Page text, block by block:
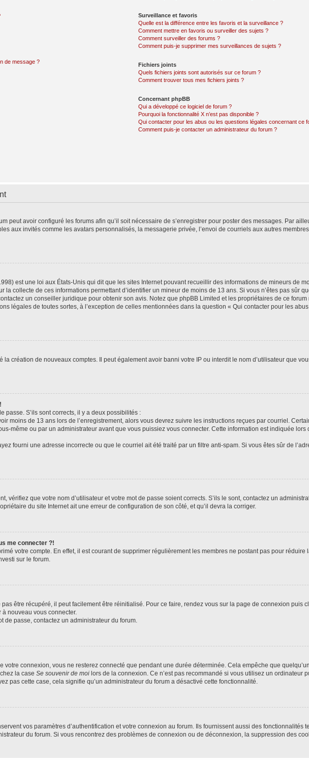
de message ?
Surveillance et favoris
Quelle est la différence entre les favoris et la surveillance ?
Comment mettre en favoris ou surveiller des sujets ?
Comment surveiller des forums ?
Comment puis-je supprimer mes surveillances de sujets ?
Fichiers joints
Quels fichiers joints sont autorisés sur ce forum ?
Comment trouver tous mes fichiers joints ?
Concernant phpBB
Qui a développé ce logiciel de forum ?
Pourquoi la fonctionnalité X n’est pas disponible ?
Qui contacter pour les abus ou les questions légales concernant ce
Comment puis-je contacter un administrateur du forum ?
peut avoir configuré les forums afin qu’il soit nécessaire de s’enregistrer pour poster des messages. Par
aux invités comme les avatars personnalisés, la messagerie privée, l’envoi de courriels aux autres
est une loi aux États-Unis qui dit que les sites Internet pouvant recueillir des informations de mineurs de
la collecte de ces informations permettant d’identifier un mineur de moins de 13 ans. Si vous n’êtes pas sûr
un conseiller juridique pour obtenir son avis. Notez que phpBB Limited et les propriétaires de ce
légales de toutes sortes, à l’exception de celles mentionnées dans la question « Qui contacter pour les
la création de nouveaux comptes. Il peut également avoir banni votre IP ou interdit le nom d’utilisateur que
passe. S’ils sont corrects, il y a deux possibilités :
moins de 13 ans lors de l’enregistrement, alors vous devrez suivre les instructions reçues par courriel.
même ou par un administrateur avant que vous puissiez vous connecter. Cette information est indiquée lors
fourni une adresse incorrecte ou que le courriel ait été traité par un filtre anti-spam. Si vous êtes sûr de
vérifiez que votre nom d’utilisateur et votre mot de passe soient corrects. S’ils le sont, contactez un
du site Internet ait une erreur de configuration de son côté, et qu’il devra la corriger.
me connecter ?!
votre compte. En effet, il est courant de supprimer régulièrement les membres ne postant pas pour
sur le forum.
être récupéré, il peut facilement être réinitialisé. Pour ce faire, rendez vous sur la page de connexion puis
nouveau vous connecter.
de passe, contactez un administrateur du forum.
votre connexion, vous ne resterez connecté que pendant une durée déterminée. Cela empêche que
la case Se souvenir de moi lors de la connexion. Ce n’est pas recommandé si vous utilisez un ordinateur
pas cette case, cela signifie qu’un administrateur du forum a désactivé cette fonctionnalité.
vos paramètres d’authentification et votre connexion au forum. Ils fournissent aussi des fonctionnalités
du forum. Si vous rencontrez des problèmes de connexion ou de déconnexion, la suppression des